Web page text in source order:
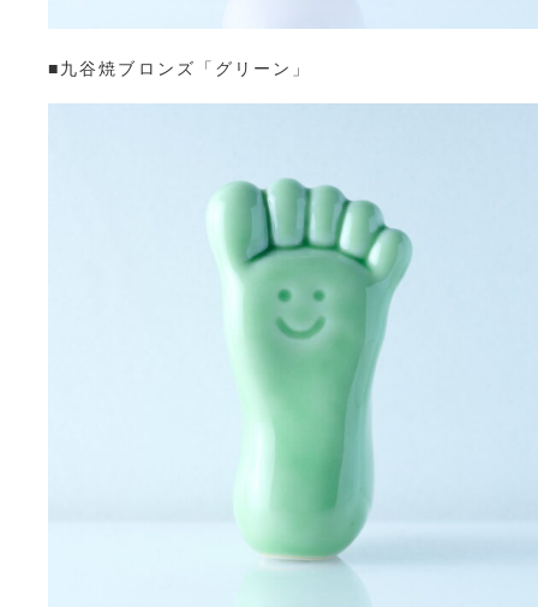
■九谷焼ブロンズ「グリーン」